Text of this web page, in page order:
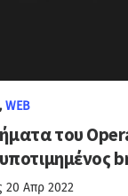
,WEB
του
20 Απρ 2022